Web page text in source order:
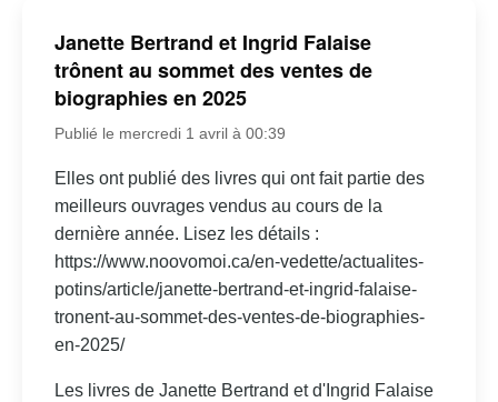
Janette Bertrand et Ingrid Falaise
trônent au sommet des ventes de
biographies en 2025
Publié le mercredi 1 avril à 00:39
Elles ont publié des livres qui ont fait partie des
meilleurs ouvrages vendus au cours de la
dernière année. Lisez les détails :
https://www.noovomoi.ca/en-vedette/actualites-
potins/article/janette-bertrand-et-ingrid-falaise-
tronent-au-sommet-des-ventes-de-biographies-
en-2025/
Les livres de Janette Bertrand et d'Ingrid Falaise